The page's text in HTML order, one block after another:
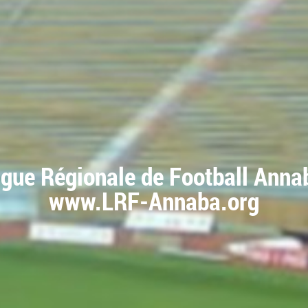
Régionale de Football
www.LRF-Annaba.org